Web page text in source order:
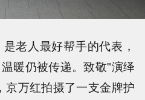
人最好帮手的代表，
暖仍被传递。致敬"演绎
京万红拍摄了一支金牌护